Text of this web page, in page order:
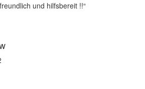
und hilfsbereit !!“